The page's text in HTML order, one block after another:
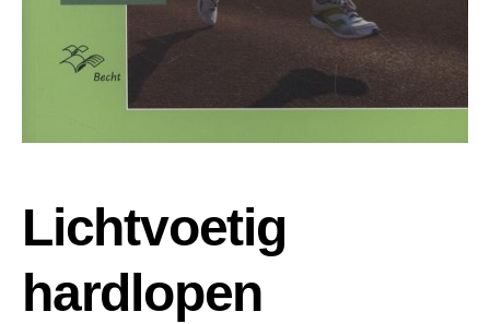
Lichtvoetig
hardlopen